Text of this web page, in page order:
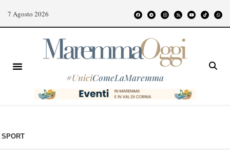
7 Agosto 2026
#UniciComeLaMaremma
SPORT